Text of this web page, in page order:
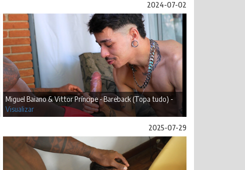
2024-07-02
Miguel Baiano & Vittor Príncipe - Bareback (Topa tudo) -
Visualizar
2025-07-29